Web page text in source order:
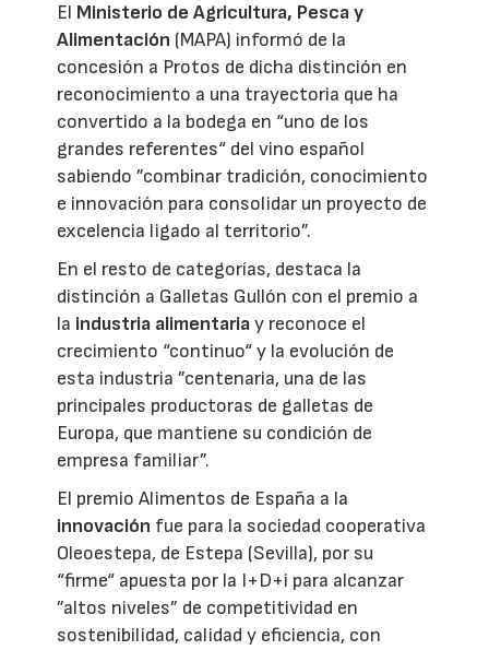
El Ministerio de Agricultura, Pesca y
Alimentación (MAPA) informó de la
concesión a Protos de dicha distinción en
reconocimiento a una trayectoria que ha
convertido a la bodega en “uno de los
grandes referentes“ del vino español
sabiendo ”combinar tradición, conocimiento
e innovación para consolidar un proyecto de
excelencia ligado al territorio”.
En el resto de categorías, destaca la
distinción a Galletas Gullón con el premio a
la industria alimentariay reconoce el
crecimiento “continuo“ y la evolución de
esta industria ”centenaria, una de las
principales productoras de galletas de
Europa, que mantiene su condición de
empresa familiar”.
El premio Alimentos de España a la
innovación fue para la sociedad cooperativa
Oleoestepa, de Estepa (Sevilla), por su
“firme“ apuesta por la I+D+i para alcanzar
”altos niveles” de competitividad en
sostenibilidad, calidad y eficiencia, con